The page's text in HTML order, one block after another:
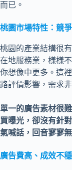
而已。
桃園市場特性：競
桃園的產業結構很
在地服務業，樣樣
你想像中更多。這
路評價影響，需求
單一的廣告素材很
買曝光，卻沒有針
氣喊話，回音寥寥無
廣告費高、成效不